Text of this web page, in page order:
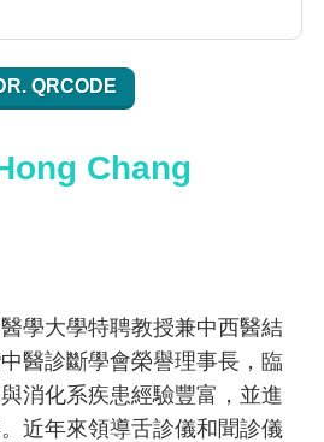
QRCODE
Chang
學大學特聘教授兼中西醫結
醫診斷學會榮譽理事長，臨
消化系疾患經驗豐富，並進
近年來領導舌診儀和聞診儀